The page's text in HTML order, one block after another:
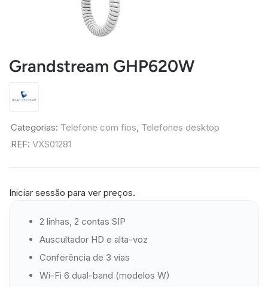
Grandstream GHP620W
Categorias: Telefone com fios, Telefones desktop
REF: VXS01281
Iniciar sessão para ver preços.
2 linhas, 2 contas SIP
Auscultador HD e alta-voz
Conferência de 3 vias
Wi-Fi 6 dual-band (modelos W)